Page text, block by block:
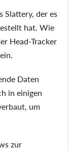
Slattery, der es
hat. Wie
Head-Tracker
Daten
in einigen
um
zur